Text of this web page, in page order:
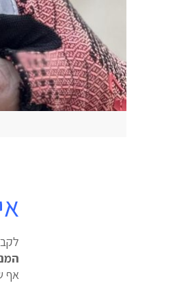
אף